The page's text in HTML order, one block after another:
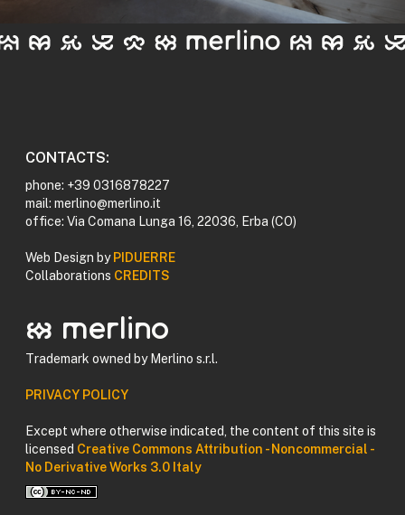
CONTACTS:
phone: +39 0316878227
mail: merlino@merlino.it
office: Via Comana Lunga 16, 22036, Erba (CO)
Web Design by PIDUERRE
Collaborations CREDITS
logomerlino merlino
Trademark owned by Merlino s.r.l.
PRIVACY POLICY
Except where otherwise indicated, the content of this site is
licensed Creative Commons Attribution - Noncommercial -
No Derivative Works 3.0 Italy